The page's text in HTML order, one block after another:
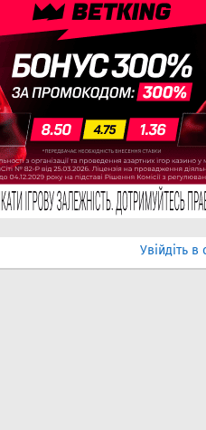
Увійдіть в